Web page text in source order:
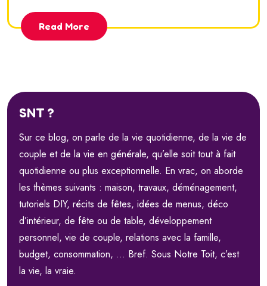
Read More
SNT ?
Sur ce blog, on parle de la vie quotidienne, de la vie de
couple et de la vie en générale, qu’elle soit tout à fait
quotidienne ou plus exceptionnelle. En vrac, on aborde
les thèmes suivants : maison, travaux, déménagement,
tutoriels DIY, récits de fêtes, idées de menus, déco
d’intérieur, de fête ou de table, développement
personnel, vie de couple, relations avec la famille,
budget, consommation, … Bref. Sous Notre Toit, c’est
la vie, la vraie.